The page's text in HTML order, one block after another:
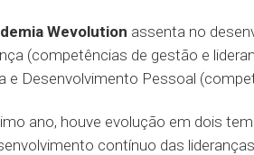
Wevolution assenta no
(competências de gestão e
e Desenvolvimento Pessoal
ano, houve evolução em dois
contínuo das